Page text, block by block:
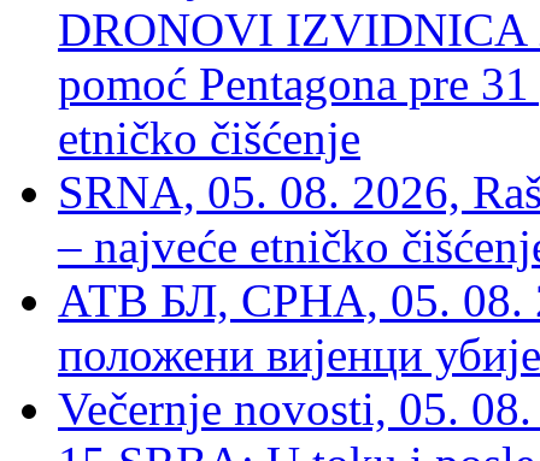
DRONOVI IZVIDNICA
pomoć Pentagona pre
etničko čišćenje
SRNA, 05. 08. 2026,
– najveće etničko
АТВ БЛ, СРНА, 05. 08.
положени вијенци
Večernje novosti, 05.